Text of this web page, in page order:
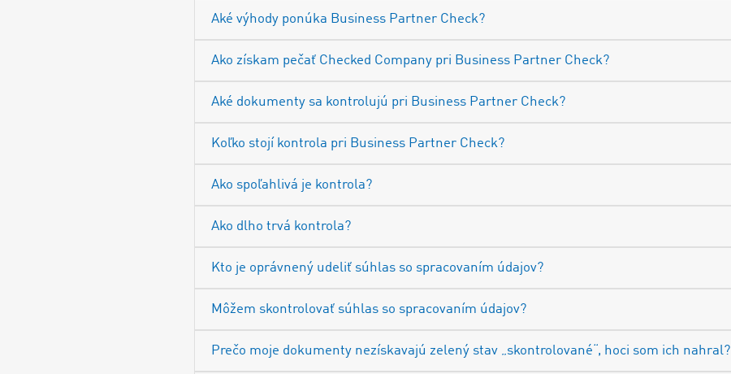
Aké výhody ponúka Business Partner Check?
Ako získam pečať Checked Company pri Business Partner Check?
Aké dokumenty sa kontrolujú pri Business Partner Check?
Koľko stojí kontrola pri Business Partner Check?
Ako spoľahlivá je kontrola?
Ako dlho trvá kontrola?
Kto je oprávnený udeliť súhlas so spracovaním údajov?
Môžem skontrolovať súhlas so spracovaním údajov?
Prečo moje dokumenty nezískavajú zelený stav „skontrolované“, hoci som ich nahral?